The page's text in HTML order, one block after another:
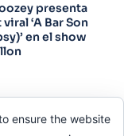
presenta
‘A Bar Son
en el show
ensure the website